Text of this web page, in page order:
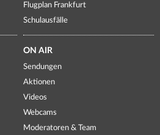
Flugplan Frankfurt
Schulausfälle
ON AIR
Sendungen
Aktionen
Videos
Webcams
Moderatoren & Team